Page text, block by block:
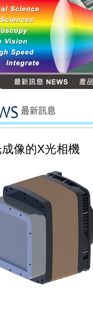
像的X光相機